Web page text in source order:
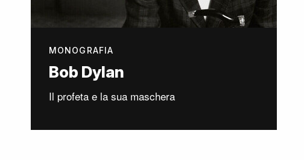
MONOGRAFIA
Bob Dylan
Il profeta e la sua maschera